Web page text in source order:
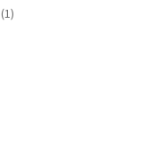
(1)